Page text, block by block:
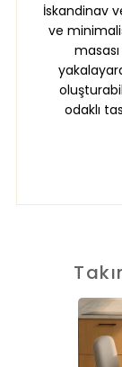
İskandinav
ve
odaklı